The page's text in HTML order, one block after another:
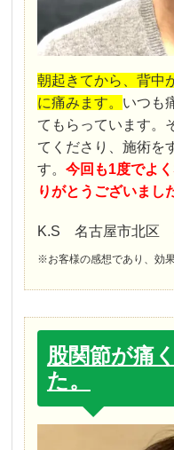
朝起きてから、背中
に痛みます。 いつも
てもらっています。
てくださり、施術を
す。今回も1度でよ
りがとうございまし
K.S 名古屋市北区
※お客様の感想であり、効
股関節が痛
た。